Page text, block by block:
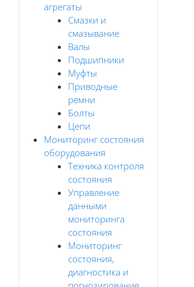
агрегаты
Смазки и
смазывание
Валы
Подшипники
Муфты
Приводные
ремни
Болты
Цепи
Мониторинг состояния
оборудования
Техника контроля
состояния
Управление
данными
мониторинга
состояния
Мониторинг
состояния,
диагностика и